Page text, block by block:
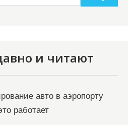
и читают
авто в аэропорту
работает